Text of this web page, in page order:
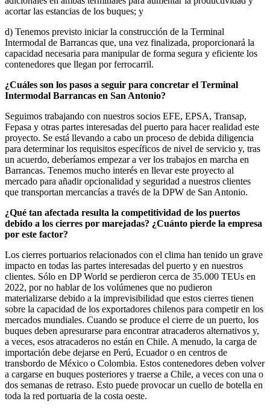
acortar las estancias de los buques; y
d) Tenemos previsto iniciar la construcción de la Terminal
Intermodal de Barrancas que, una vez finalizada, proporcionará la
capacidad necesaria para manipular de forma segura y eficiente los
contenedores que llegan por ferrocarril.
¿Cuáles son los pasos a seguir para concretar el Terminal
Intermodal Barrancas en San Antonio?
Seguimos trabajando con nuestros socios EFE, EPSA, Transap,
Fepasa y otras partes interesadas del puerto para hacer realidad este
proyecto. Se está llevando a cabo un proceso de debida diligencia
para determinar los requisitos específicos de nivel de servicio y, tras
un acuerdo, deberíamos empezar a ver los trabajos en marcha en
Barrancas. Tenemos mucho interés en llevar este proyecto al
mercado para añadir opcionalidad y seguridad a nuestros clientes
que transportan mercancías a través de la DPW de San Antonio.
¿Qué tan afectada resulta la competitividad de los puertos
debido a los cierres por marejadas? ¿Cuánto pierde la empresa
por este factor?
Los cierres portuarios relacionados con el clima han tenido un grave
impacto en todas las partes interesadas del puerto y en nuestros
clientes. Sólo en DP World se perdieron cerca de 35.000 TEUs en
2022, por no hablar de los volúmenes que no pudieron
materializarse debido a la imprevisibilidad que estos cierres tienen
sobre la capacidad de los exportadores chilenos para competir en los
mercados mundiales. Cuando se produce el cierre de un puerto, los
buques deben apresurarse para encontrar atracaderos alternativos y,
a veces, esos atracaderos no están en Chile. A menudo, la carga de
importación debe dejarse en Perú, Ecuador o en centros de
transbordo de México o Colombia. Estos contenedores deben volver
a cargarse en buques posteriores y traerse a Chile, a veces con una o
dos semanas de retraso. Esto puede provocar un cuello de botella en
toda la red portuaria de la costa oeste.